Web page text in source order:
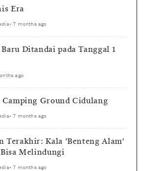
Era
•7 months ago
Ditandai pada Tanggal 1
ago
Camping Ground Cidulang
•7 months ago
Terakhir: Kala 'Benteng Alam'
Melindungi
•7 months ago